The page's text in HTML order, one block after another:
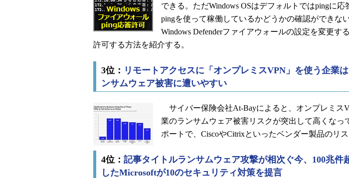
できる。ただWindows OSはデフォルトではpingに応
pingを使って稼働しているかどうかの確認ができな
Windows Defenderファイアウォールの設定を変更す
許可する方法を紹介する。
3位： リモートアクセスに「オンプレミスVPN」を使う企業
ンサムウェア被害に遭いやすい
サイバー保険会社At-Bayによると、オンプレミス
業のランサムウェア被害リスクが突出して高くなっ
ポートで、CiscoやCitrixといったベンダー製品のリス
4位： 記事タイトルランサムウェア攻撃が相次ぐ今、100兆件
したMicrosoftが10のセキュリティ対策を提言